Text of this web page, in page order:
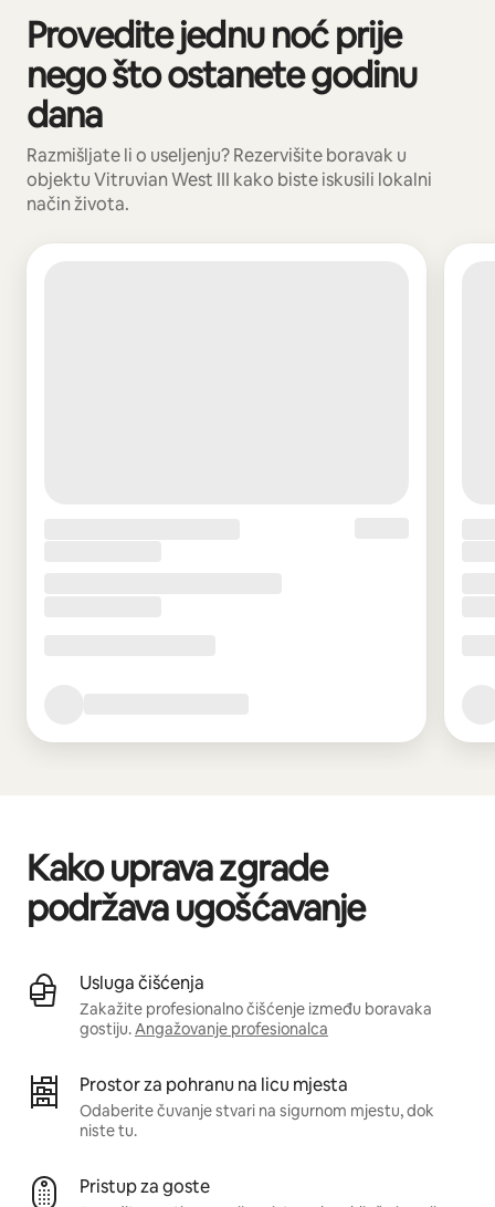
Provedite jednu noć prije
nego što ostanete godinu
dana
Razmišljate li o useljenju? Rezervišite boravak u
objektu Vitruvian West III kako biste iskusili lokalni
način života.
Prikazano 0 od 0 stavki
Kako uprava zgrade
podržava ugošćavanje
Usluga čišćenja
Zakažite profesionalno čišćenje između boravaka
gostiju.Angažovanje profesionalca
Prostor za pohranu na licu mjesta
Odaberite čuvanje stvari na sigurnom mjestu, dok
niste tu.
Pristup za goste